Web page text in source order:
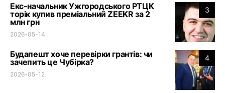
3
Екс-начальник Ужгородського РТЦК
торік купив преміальний ZEEKR за 2
млн грн
2026-05-14
4
Будапешт хоче перевірки грантів: чи
зачепить це Чубірка?
2026-05-12